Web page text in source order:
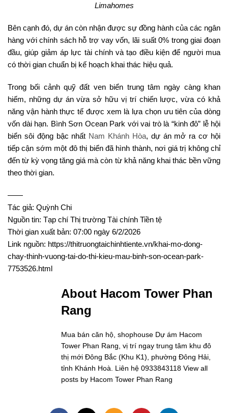
Limahomes
Bên cạnh đó, dự án còn nhận được sự đồng hành của các ngân
hàng với chính sách hỗ trợ vay vốn, lãi suất 0% trong giai đoạn
đầu, giúp giảm áp lực tài chính và tạo điều kiện để người mua
có thời gian chuẩn bị kế hoạch khai thác hiệu quả.
Trong bối cảnh quỹ đất ven biển trung tâm ngày càng khan
hiếm, những dự án vừa sở hữu vị trí chiến lược, vừa có khả
năng vận hành thực tế được xem là lựa chọn ưu tiên của dòng
vốn dài hạn. Bình Sơn Ocean Park với vai trò là “kinh đô” lễ hội
biển sôi động bậc nhất Nam Khánh Hòa, dự án mở ra cơ hội
tiếp cận sớm một đô thị biển đã hình thành, nơi giá trị không chỉ
đến từ kỳ vọng tăng giá mà còn từ khả năng khai thác bền vững
theo thời gian.
——
Tác giả: Quỳnh Chi
Nguồn tin: Tạp chí Thị trường Tài chính Tiền tệ
Thời gian xuất bản: 07:00 ngày 6/2/2026
Link nguồn: https://thitruongtaichinhtiente.vn/khai-mo-dong-
chay-thinh-vuong-tai-do-thi-kieu-mau-binh-son-ocean-park-
7753526.html
About Hacom Tower Phan
Rang
Mua bán căn hộ, shophouse Dự ám Hacom
Tower Phan Rang, vị trí ngay trung tâm khu đô
thị mới Đông Bắc (Khu K1), phường Đông Hải,
tỉnh Khánh Hoà. Liên hệ 0933843118 View all
posts by Hacom Tower Phan Rang